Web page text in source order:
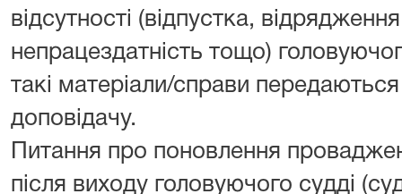
відсутності (відпустка,
непрацездатність тощо)
такі матеріали/справи
доповідачу.
Питання про поновлення
після виходу головуючого судді